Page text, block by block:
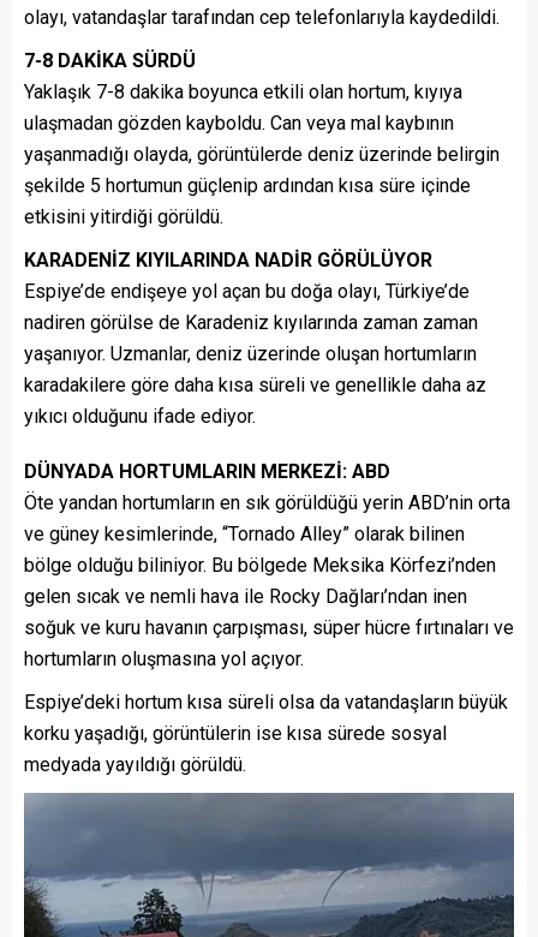
olayı, vatandaşlar tarafından cep telefonlarıyla kaydedildi.
7-8 DAKİKA SÜRDÜ
Yaklaşık 7-8 dakika boyunca etkili olan hortum, kıyıya
ulaşmadan gözden kayboldu. Can veya mal kaybının
yaşanmadığı olayda, görüntülerde deniz üzerinde belirgin
şekilde 5 hortumun güçlenip ardından kısa süre içinde
etkisini yitirdiği görüldü.
KARADENİZ KIYILARINDA NADİR GÖRÜLÜYOR
Espiye’de endişeye yol açan bu doğa olayı, Türkiye’de
nadiren görülse de Karadeniz kıyılarında zaman zaman
yaşanıyor. Uzmanlar, deniz üzerinde oluşan hortumların
karadakilere göre daha kısa süreli ve genellikle daha az
yıkıcı olduğunu ifade ediyor.
DÜNYADA HORTUMLARIN MERKEZİ: ABD
Öte yandan hortumların en sık görüldüğü yerin ABD’nin orta
ve güney kesimlerinde, “Tornado Alley” olarak bilinen
bölge olduğu biliniyor. Bu bölgede Meksika Körfezi’nden
gelen sıcak ve nemli hava ile Rocky Dağları’ndan inen
soğuk ve kuru havanın çarpışması, süper hücre fırtınaları ve
hortumların oluşmasına yol açıyor.
Espiye’deki hortum kısa süreli olsa da vatandaşların büyük
korku yaşadığı, görüntülerin ise kısa sürede sosyal
medyada yayıldığı görüldü.